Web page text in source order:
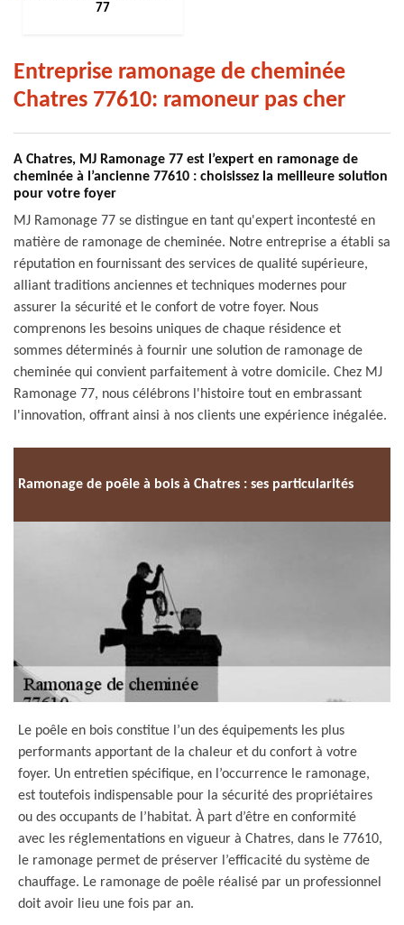
77
Entreprise ramonage de cheminée
Chatres 77610: ramoneur pas cher
A Chatres, MJ Ramonage 77 est l’expert en ramonage de
cheminée à l’ancienne 77610 : choisissez la meilleure solution
pour votre foyer
MJ Ramonage 77 se distingue en tant qu'expert incontesté en
matière de ramonage de cheminée. Notre entreprise a établi sa
réputation en fournissant des services de qualité supérieure,
alliant traditions anciennes et techniques modernes pour
assurer la sécurité et le confort de votre foyer. Nous
comprenons les besoins uniques de chaque résidence et
sommes déterminés à fournir une solution de ramonage de
cheminée qui convient parfaitement à votre domicile. Chez MJ
Ramonage 77, nous célébrons l'histoire tout en embrassant
l'innovation, offrant ainsi à nos clients une expérience inégalée.
Ramonage de poêle à bois à Chatres : ses particularités
Le poêle en bois constitue l’un des équipements les plus
performants apportant de la chaleur et du confort à votre
foyer. Un entretien spécifique, en l’occurrence le ramonage,
est toutefois indispensable pour la sécurité des propriétaires
ou des occupants de l’habitat. À part d’être en conformité
avec les réglementations en vigueur à Chatres, dans le 77610,
le ramonage permet de préserver l’efficacité du système de
chauffage. Le ramonage de poêle réalisé par un professionnel
doit avoir lieu une fois par an.